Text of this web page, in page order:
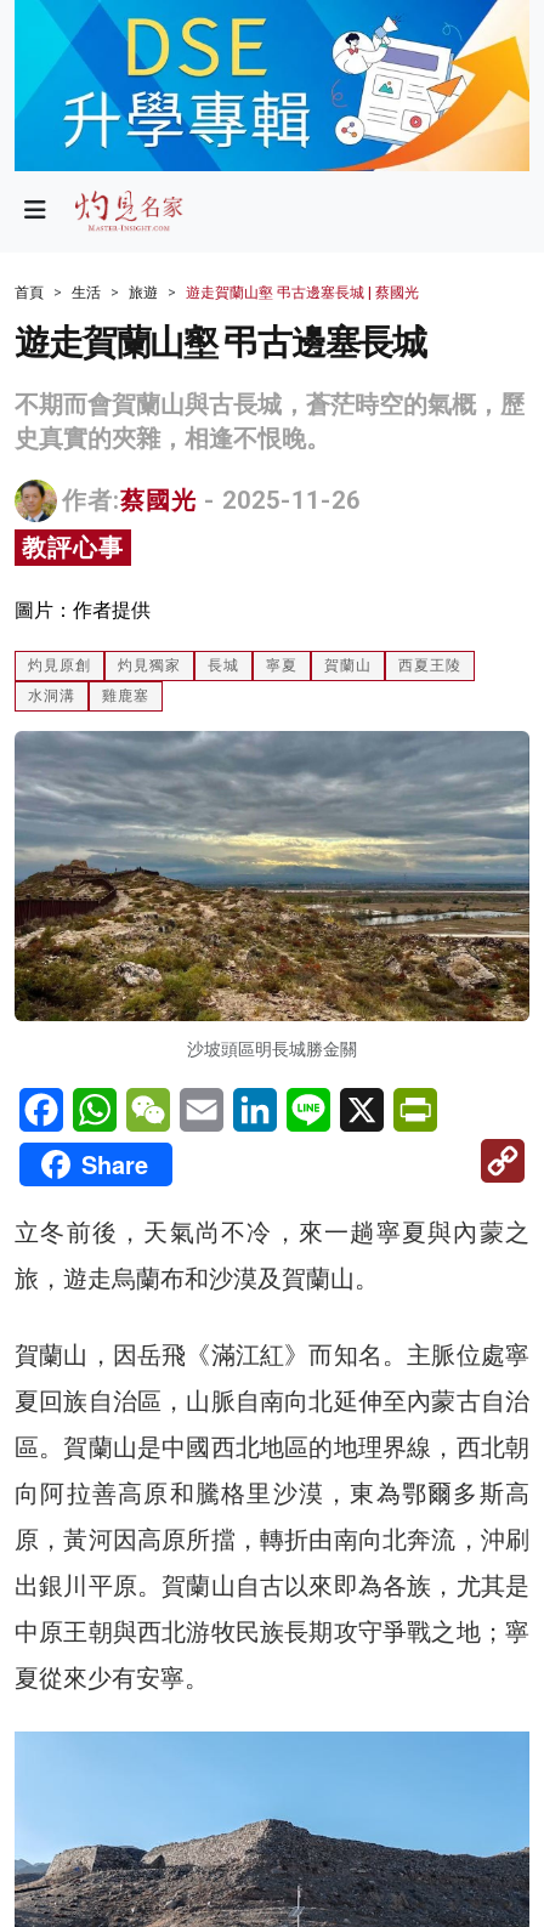
政局
財經
生活
商業
科技
影片
灼見活動
關於我們
首頁 生活 旅遊 遊走賀蘭山壑 弔古邊塞長城 | 蔡國光
遊走賀蘭山壑 弔古邊塞長城
不期而會賀蘭山與古長城，蒼茫時空的氣概，歷
史真實的夾雜，相逢不恨晚。
作者:蔡國光 - 2025-11-26
教評心事
圖片：作者提供
灼見原創 灼見獨家 長城 寧夏 賀蘭山
西夏王陵
水洞溝
雞鹿塞
沙坡頭區明長城勝金關
FacebookWhatsAppWeChatEmail LinkedInLine X
Share
立冬前後，天氣尚不冷，來一趟寧夏與內蒙之
旅，遊走烏蘭布和沙漠及賀蘭山。
賀蘭山，因岳飛《滿江紅》而知名。主脈位處寧
夏回族自治區，山脈自南向北延伸至內蒙古自治
區。賀蘭山是中國西北地區的地理界線，西北朝
向阿拉善高原和騰格里沙漠，東為鄂爾多斯高
原，黃河因高原所擋，轉折由南向北奔流，沖刷
出銀川平原。賀蘭山自古以來即為各族，尤其是
中原王朝與西北游牧民族長期攻守爭戰之地；寧
夏從來少有安寧。